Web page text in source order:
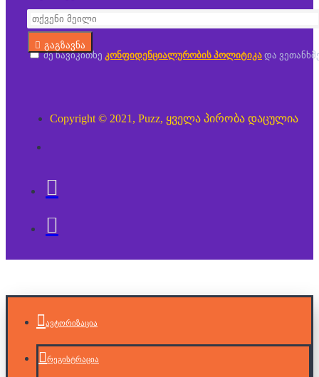
გაგზავნა
მე წავიკითხე კონფიდენციალურობის პოლიტიკა და
Copyright © 2021, Puzz, ყველა პირობა დაცულია
ავტორიზაცია
რეგისტრაცია